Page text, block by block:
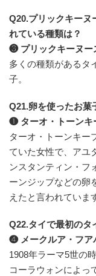
Q20.プリックキーヌ
れている種類は？
❸ プリックキーヌー
多くの種類があるタ
子。
Q21.卵を使ったお菓
❶ ターオ・トーンキ
ターオ・トーンキー
ていた女性で、アユ
ンスタンティン・フ
ーンジップなどの卵
えたと言われていま
Q22.タイで最初のタ
❹ メークルア・フア
1908年ラーマ5世の
コーラウォンによっ